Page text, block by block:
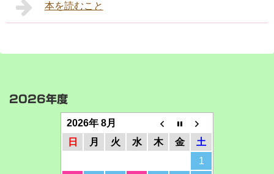
本を読むこと
2026年度
2026年 8月
日
月 火 水 木 金
土
1